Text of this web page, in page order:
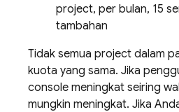
project, per bulan, 15
tambahan
Tidak semua project dalam
kuota yang sama. Jika
console meningkat seiring
mungkin meningkat. Jika